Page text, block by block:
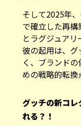
で確立した再
とラグジュア
彼の起用は、
く、ブランドの
めの戦略的転
れる？！